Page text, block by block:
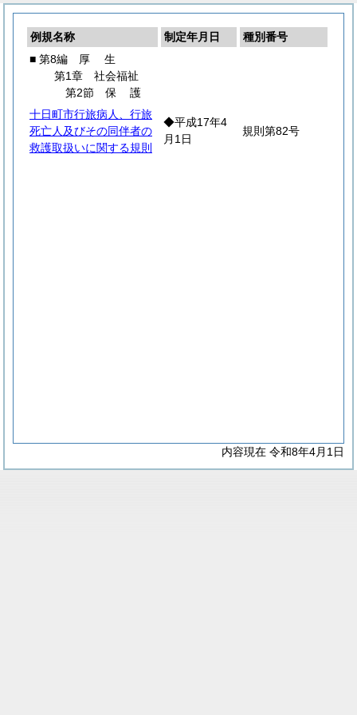
例規名称 制定年月日
種別番号
■ 第8編 厚 生
第1章 社会福祉
第2節 保護
十日町市行旅病人、行旅
死亡人及びその同伴者の
救護取扱いに関する規則
◆平成17年4
月1日
規則第82号
内容現在 令和8年4月1日